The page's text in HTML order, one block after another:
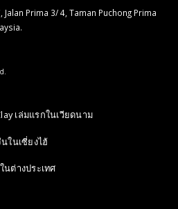
Prima 3/ 4, Taman Puchong Prima
เล่มแรกในเวียดนาม
ในเซี่ยงไฮ้
ต่างประเทศ